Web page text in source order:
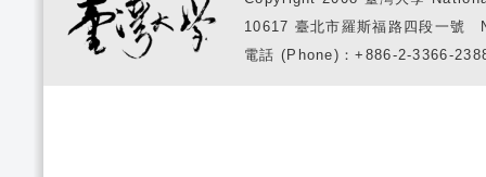
10617 臺北市羅斯福路四段一
電話 (Phone)：+886-2-3366-